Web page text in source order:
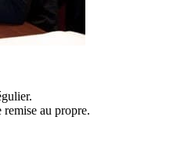
au propre.